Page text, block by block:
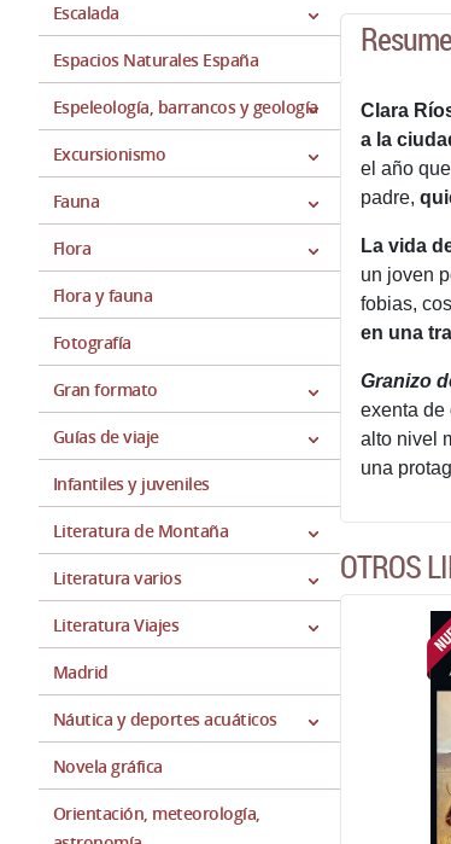
Escalada
Espacios Naturales España
Espeleología, barrancos y geología
Excursionismo
Fauna
Flora
Flora y fauna
Fotografía
Gran formato
Guías de viaje
Infantiles y juveniles
Literatura de Montaña
Literatura varios
Literatura Viajes
Madrid
Náutica y deportes acuáticos
Novela gráfica
Orientación, meteorología,
Clara
a la
el año
padre,
La vida
un joven
fobias,
en una
Granizo
exenta de
alto nivel
una
OTROS